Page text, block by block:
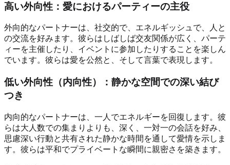
高い外向性：愛におけるパーティーの主役
外向的なパートナーは、社交的で、エネルギッシュで、人と
の交流を好みます。彼らはしばしば交友関係が広く、パーテ
ィーを主催したり、イベントに参加したりすることを楽しん
でいます。彼らは愛を公然と、そして言葉で表現します。
低い外向性（内向性）：静かな空間での深い結び
つき
内向的なパートナーは、一人でエネルギーを回復します。彼
らは大人数での集まりよりも、深く、一対一の会話を好み、
思慮深い行動と共有された静かな時間を通して愛情を示しま
す。彼らは平和でプライベートな瞬間に親密さを築きます。